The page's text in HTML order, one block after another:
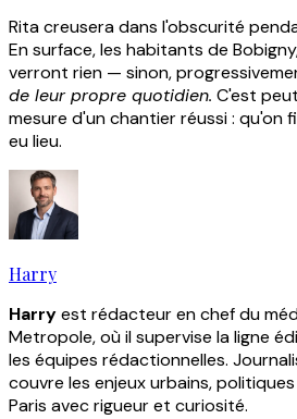
Rita creusera dans l'obscurité
En surface, les habitants de
verront rien — sinon,
de leur propre quotidien. C'est
mesure d'un chantier réussi : qu'on
eu lieu.
Harry
Harryest rédacteur en chef du
Metropole, où il supervise la ligne
les équipes rédactionnelles.
couvre les enjeux urbains,
Paris avec rigueur et curiosité.